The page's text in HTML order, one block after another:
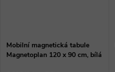
Mobilní magnetická tabule
Magnetoplan 120 x 90 cm, bílá